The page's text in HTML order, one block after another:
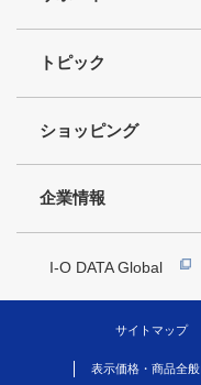
トピック
ショッピング
企業情報
I-O DATA Global
サイトマップ
表示価格・商品全